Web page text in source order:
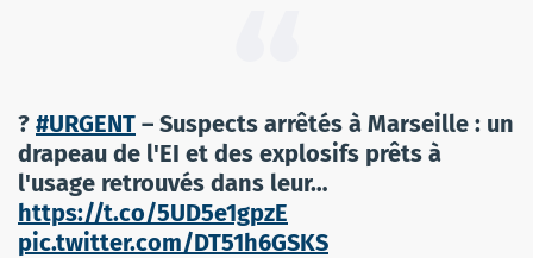
? #URGENT – Suspects arrêtés à Marseille : un
drapeau de l'EI et des explosifs prêts à
l'usage retrouvés dans leur…
https://t.co/5UD5e1gpzE
pic.twitter.com/DT51h6GSKS